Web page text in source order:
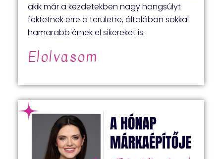
akik már a kezdetekben nagy hangsúlyt
fektetnek erre a területre, általában sokkal
hamarabb érnek el sikereket is.
Elolvasom